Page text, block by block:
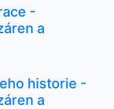
-
a
historie -
a